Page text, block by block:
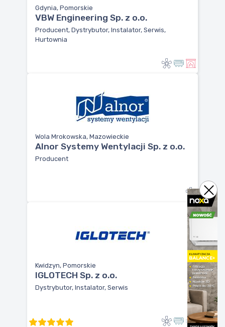
Gdynia, Pomorskie
VBW Engineering Sp. z o.o.
Producent, Dystrybutor, Instalator, Serwis,
Hurtownia
Wola Mrokowska, Mazowieckie
Alnor Systemy Wentylacji Sp. z o.o.
Producent
Kwidzyn, Pomorskie
IGLOTECH Sp. z o.o.
Dystrybutor, Instalator, Serwis